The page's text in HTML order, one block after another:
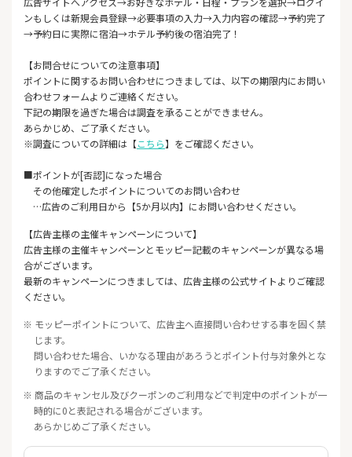
ンもしくは新規会員登録→必要事項の入力→入力内容の確認→予約完了
→予約日に実際に宿泊→ホテル予約後の宿泊完了！
【お問合せについての注意事項】
ポイントに関するお問い合わせにつきましては、以下の期限内にお問い
合わせフォームよりご連絡ください。
下記の期限を過ぎた場合は調査を承ることができません。
あらかじめ、ご了承ください。
※調査についての詳細は【こちら】をご確認ください。
■ポイントが[否認]になった場合
その他確定したポイントについてのお問い合わせ
…広告のご利用日から【5か月以内】にお問い合わせください。
【広告主様の主催キャンペーンについて】
広告主様の主催キャンペーンとモッピー記載のキャンペーンが異なる場
合がございます。
最新のキャンペーンにつきましては、広告主様の公式サイトよりご確認
ください。
※ モッピーポイントについて、広告主へ直接問い合わせする事を固く禁
じます。
問い合わせた場合、いかなる理由があろうとポイント付与対象外とな
りますのでご了承ください。
※ 商品のキャンセル及びクーポンのご利用などで判定中のポイントが一
時的に0と表記される場合がございます。
あらかじめご了承ください。